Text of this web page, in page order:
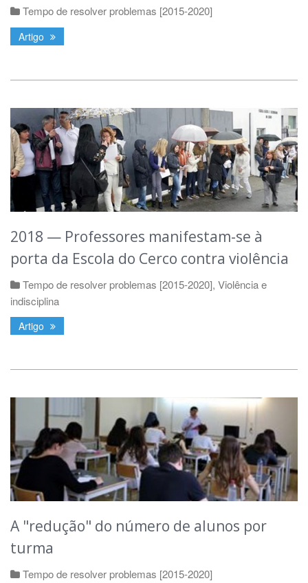
Tempo de resolver problemas [2015-2020]
Artigo
2018 — Professores manifestam-se à
porta da Escola do Cerco contra violência
Tempo de resolver problemas [2015-2020], Violência e
indisciplina
Artigo
A "redução" do número de alunos por
turma
Tempo de resolver problemas [2015-2020]